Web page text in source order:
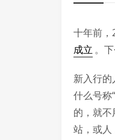
十年前
成立 。
新入行
什么号称
的，就
站，或人